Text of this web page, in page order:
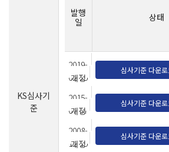
KS심사기
준
발행
일
상태
2019-
02-25
개정
심사기준 다운
2015-
07-07
개정
심사기준 다운
2008-
12-15
개정
심사기준 다운